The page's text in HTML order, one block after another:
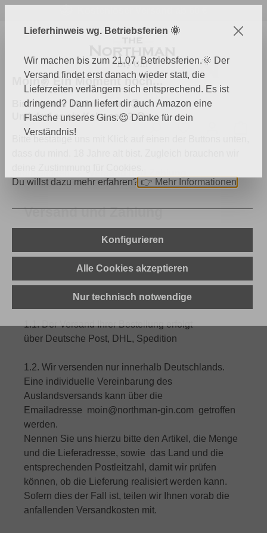
Versand und Zahlung
Zahlungs- und Versandinformationen
Zahlarten und Versandkosten
1. Lieferung
1.1. Der Versand Ihrer Bestellung erfolgt
über Deutsche Post, DHL, Spedition
1.2. Wir versenden nur innerhalb Deutschlands.
Eine individuelle Vereinbarung des
Auslandsversands kann über die
Emailadresse moin@northman-gin.com getroffen
werden.
Nennen Sie uns hierzu bitte den Artikel, die Menge
und die Lieferadresse, sowie das Land und die
entsprechenden Postleitzahl, damit wir prüfen
können, ob die Lieferung realisiert werden kann.
Sofern dies der Fall ist, teilen wir Ihnen vorab die
anfallenden Versandkosten mit.
Moin✌️ Ein Moment noch...
Bist du über 18 Jahre alt? 🔞
Und darf es ein Keks sein? 🍪
Du willst dazu mehr erfahren? 👉 Mehr Informationen
Konfigurieren
Alle Cookies akzeptieren
Nur technisch notwendige
Lieferhinweis wg. Betriebsferien 🌞
Wir machen bis zum 21.07. Betriebsferien.🌞 Der
Versand findet erst danach wieder statt, die
Lieferzeiten verlängern sich entsprechend. Es ist
dringend? Dann liefert dir auch Amazon eine
Flasche unseres Gins.😉 Danke für dein
Verständnis!